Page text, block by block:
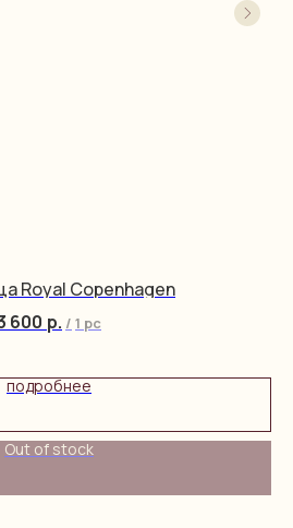
Royal Copenhagen
600 р. / 1 pc
подробнее
Out of stock